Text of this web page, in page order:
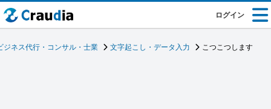
ログイン
ジネス代行・コンサル・士業 文字起こし・データ入力 こつこつします